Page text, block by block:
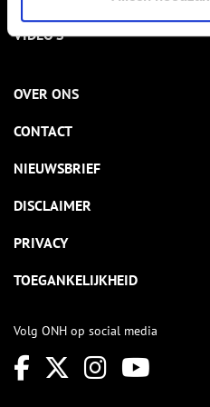
VIDEO’S
OVER ONS
CONTACT
NIEUWSBRIEF
DISCLAIMER
PRIVACY
TOEGANKELIJKHEID
Volg ONH op social media